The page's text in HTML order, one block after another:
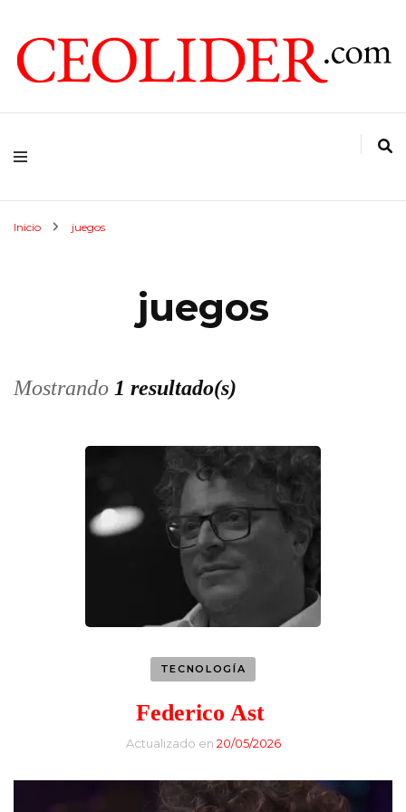
CEOLIDER.COM
Inicio juegos
juegos
Mostrando 1 resultado(s)
TECNOLOGÍA
Federico Ast
Actualizado en 20/05/2026